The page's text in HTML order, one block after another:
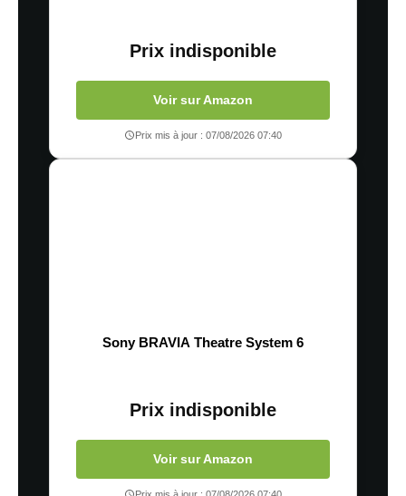
Prix indisponible
Voir sur Amazon
Prix mis à jour : 07/08/2026 07:40
Sony BRAVIA Theatre System 6
Prix indisponible
Voir sur Amazon
Prix mis à jour : 07/08/2026 07:40